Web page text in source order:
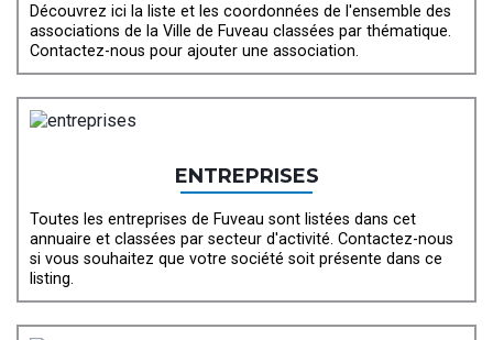
Découvrez ici la liste et les coordonnées de l'ensemble des
associations de la Ville de Fuveau classées par thématique.
Contactez-nous pour ajouter une association.
ENTREPRISES
Toutes les entreprises de Fuveau sont listées dans cet
annuaire et classées par secteur d'activité. Contactez-nous
si vous souhaitez que votre société soit présente dans ce
listing.